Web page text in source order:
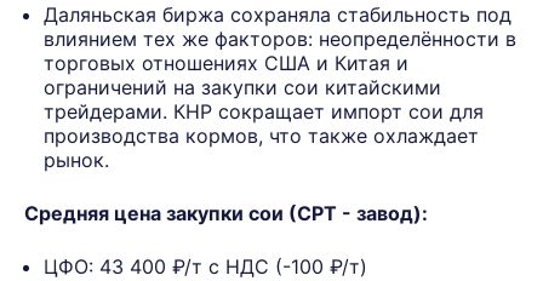
Даляньская биржа сохраняла стабильность под
влиянием тех же факторов: неопределённости в
торговых отношениях США и Китая и
ограничений на закупки сои китайскими
трейдерами. КНР сокращает импорт сои для
производства кормов, что также охлаждает
рынок.
Средняя цена закупки сои (СРТ - завод):
ЦФО: 43 400 ₽/т с НДС (-100 ₽/т)